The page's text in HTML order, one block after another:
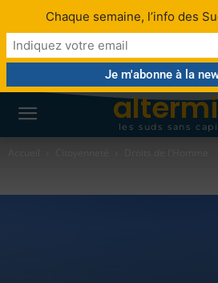
les suds sans
Chaque semaine, l’info des